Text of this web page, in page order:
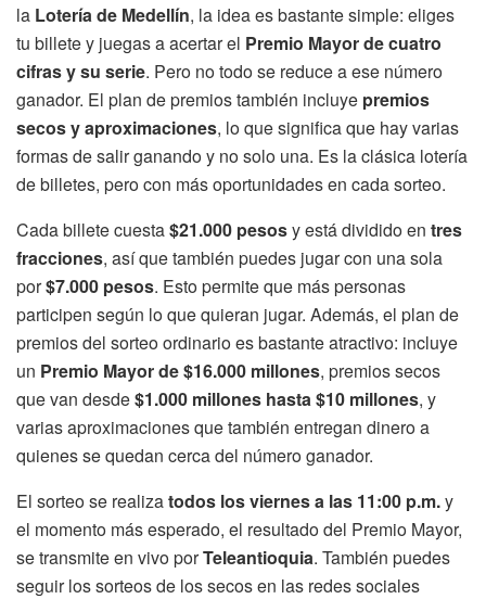
la Lotería de Medellín, la idea es bastante simple: eliges
tu billete y juegas a acertar el Premio Mayor de cuatro
cifras y su serie. Pero no todo se reduce a ese número
ganador. El plan de premios también incluye premios
secos y aproximaciones, lo que significa que hay varias
formas de salir ganando y no solo una. Es la clásica lotería
de billetes, pero con más oportunidades en cada sorteo.
Cada billete cuesta$21.000 pesosy está dividido en tres
fracciones, así que también puedes jugar con una sola
por$7.000 pesos. Esto permite que más personas
participen según lo que quieran jugar. Además, el plan de
premios del sorteo ordinario es bastante atractivo: incluye
un Premio Mayor de $16.000 millones, premios secos
que van desde$1.000 millones hasta $10 millones, y
varias aproximaciones que también entregan dinero a
quienes se quedan cerca del número ganador.
El sorteo se realizatodos los viernes a las 11:00 p.m.y
el momento más esperado, el resultado del Premio Mayor,
se transmite en vivo porTeleantioquia. También puedes
seguir los sorteos de los secos en las redes sociales